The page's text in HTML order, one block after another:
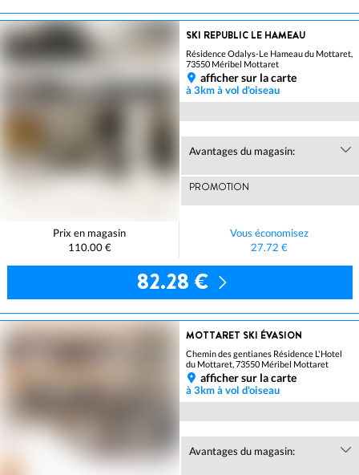
SKI REPUBLIC LE HAMEAU
Résidence Odalys-Le Hameau du Mottaret,
73550 Méribel Mottaret
afficher sur la carte
à 3km à vol d'oiseau
Avantages du magasin:
PROMOTION
Prix en magasin
110.00 €
Vous économisez
27.72 €
82.28 €
MOTTARET SKI ÉVASION
Chemin des gentianes Résidence L'Hotel
du Mottaret, 73550 Méribel Mottaret
afficher sur la carte
à 3km à vol d'oiseau
Avantages du magasin: